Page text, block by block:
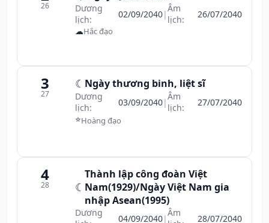
26
Dương
lịch:
02/09/2040|Âm
lịch:
26/07/2040
☁Hắc đạo
3
27
☾ Ngày thương binh, liệt sĩ
Dương
lịch:
03/09/2040|Âm
lịch:
27/07/2040
⭐Hoàng đạo
4
28 ☾
Thành lập công đoàn Việt
Nam(1929)/Ngày Việt Nam gia
nhập Asean(1995)
Dương
04/09/2040|Âm
28/07/2040